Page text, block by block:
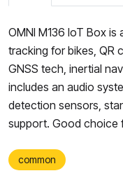
OMNI M136 IoT Box
tracking for bikes, QR
GNSS tech, inertial
includes an audio
detection sensors,
support. Good choice
common